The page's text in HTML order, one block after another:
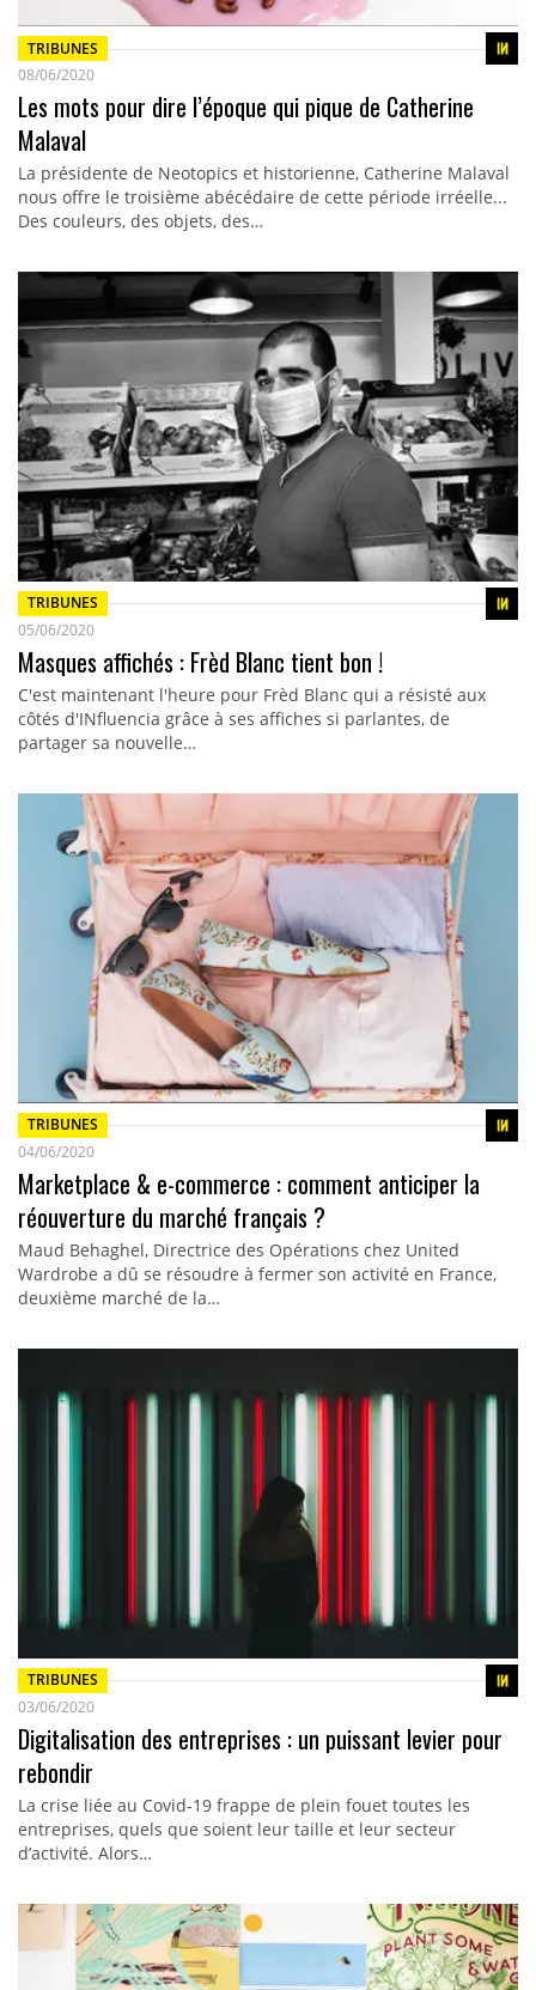
TRIBUNES
08/06/2020
Les mots pour dire l’époque qui pique de Catherine
Malaval
La présidente de Neotopics et historienne, Catherine Malaval
nous offre le troisième abécédaire de cette période irréelle...
Des couleurs, des objets, des…
TRIBUNES
05/06/2020
Masques affichés : Frèd Blanc tient bon !
C'est maintenant l'heure pour Frèd Blanc qui a résisté aux
côtés d'INfluencia grâce à ses affiches si parlantes, de
partager sa nouvelle…
TRIBUNES
04/06/2020
Marketplace & e-commerce : comment anticiper la
réouverture du marché français ?
Maud Behaghel, Directrice des Opérations chez United
Wardrobe a dû se résoudre à fermer son activité en France,
deuxième marché de la…
TRIBUNES
03/06/2020
Digitalisation des entreprises : un puissant levier pour
rebondir
La crise liée au Covid-19 frappe de plein fouet toutes les
entreprises, quels que soient leur taille et leur secteur
d’activité. Alors…